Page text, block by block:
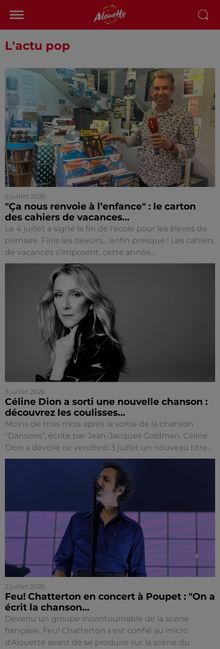
L'actu pop
6 juillet 2026
"Ça nous renvoie à l’enfance" : le carton
des cahiers de vacances...
Le 4 juillet a signé la fin de l’école pour les élèves de
primaire. Finis les devoirs… enfin presque ! Les cahiers
de vacances s’imposent, cette année...
3 juillet 2026
Céline Dion a sorti une nouvelle chanson :
découvrez les coulisses...
Moins de trois mois après la sortie de la chanson
"Dansons", écrite par Jean-Jacques Goldman, Céline
Dion a dévoilé ce vendredi 3 juillet un nouveau titre...
2 juillet 2026
Feu! Chatterton en concert à Poupet : "On a
écrit la chanson...
Devenu un groupe incontournable de la scène
française, Feu! Chatterton s'est confié au micro
d'Alouette avant de se produire sur la scène du